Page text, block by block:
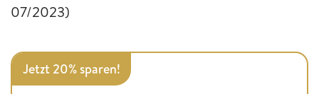
07/2023)
Jetzt 20% sparen!